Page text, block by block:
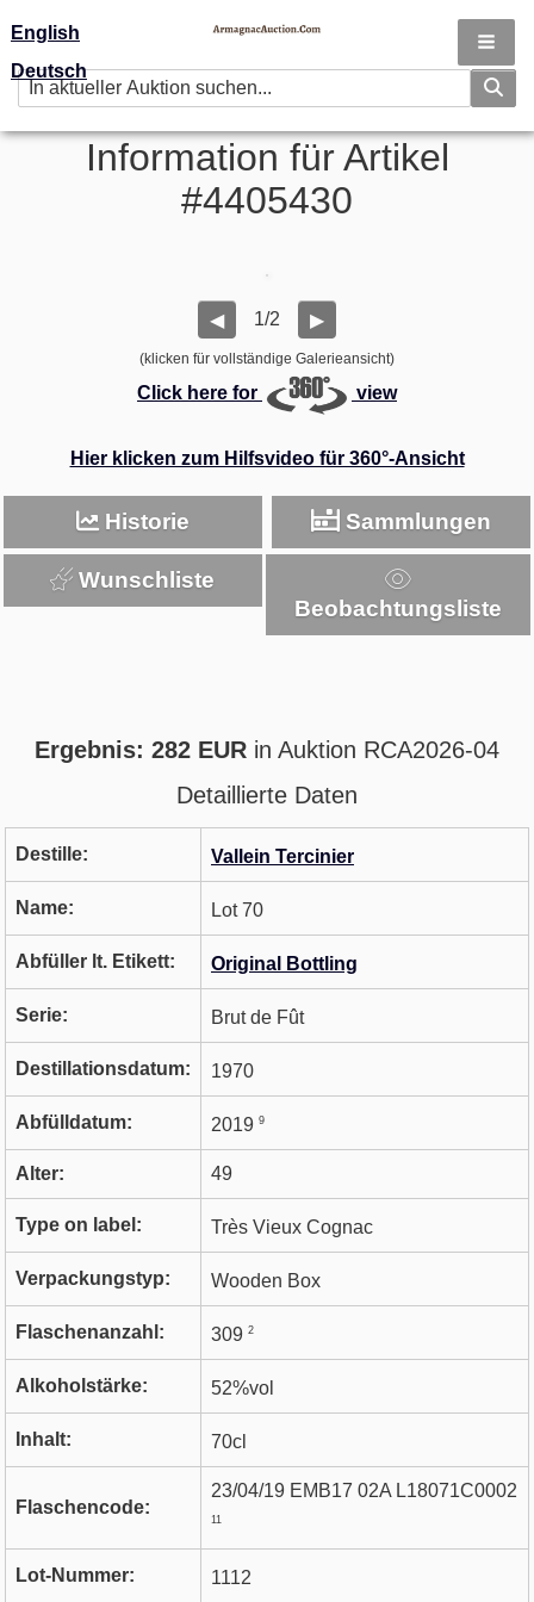
English
Deutsch
Information für Artikel
#4405430
◀ 1/2 ▶
(klicken für vollständige Galerieansicht)
Click here for view
Hier klicken zum Hilfsvideo für 360°-Ansicht
Historie Sammlungen
Wunschliste
Beobachtungsliste
Ergebnis: 282 EUR in Auktion RCA2026-04
Detaillierte Daten
Destille: Vallein Tercinier
Name: Lot 70
Abfüller lt. Etikett: Original Bottling
Serie: Brut de Fût
Destillationsdatum: 1970
Abfülldatum: 2019 9
Alter: 49
Type on label: Très Vieux Cognac
Verpackungstyp: Wooden Box
Flaschenanzahl: 309 2
Alkoholstärke: 52%vol
Inhalt: 70cl
Flaschencode:
23/04/19 EMB17 02A L18071C0002
11
Lot-Nummer: 1112